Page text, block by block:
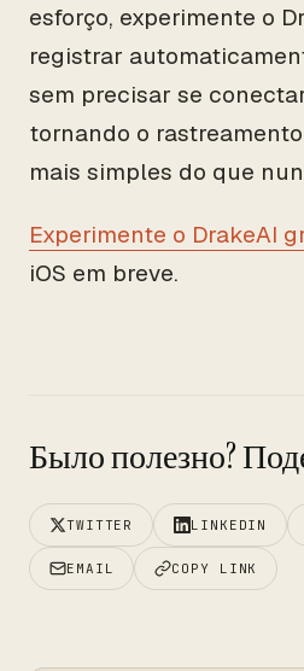
esforço, experimente o
registrar
sem precisar se
tornando o
mais simples do que
Experimente o DrakeAI
iOS em breve.
Было полезно?
TWITTER LINKEDIN
EMAIL COPY LINK